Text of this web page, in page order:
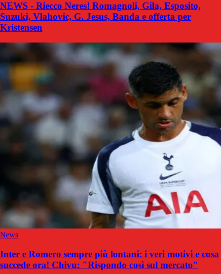
NEWS - Riecco Neres! Romagnoli, Gila, Esposito,
Suzuki, Vlahovic, G. Jesus, Banda e offerta per
Kristensen
News
Inter e Romero sempre più lontani: i veri motivi e cosa
succede ora! Chivu: "Rispondo così sul mercato"